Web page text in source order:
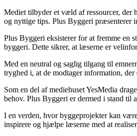
Mediet tilbyder et væld af ressourcer, der
og nyttige tips. Plus Byggeri præsenterer
Plus Byggeri eksisterer for at fremme en
byggeri. Dette sikrer, at læserne er
Med en neutral og saglig tilgang til
tryghed i, at de modtager information,
Som en del af mediehuset YesMedia
behov. Plus Byggeri er dermed i stand til
I en verden, hvor byggeprojekter kan
inspirere og hjælpe læserne med at